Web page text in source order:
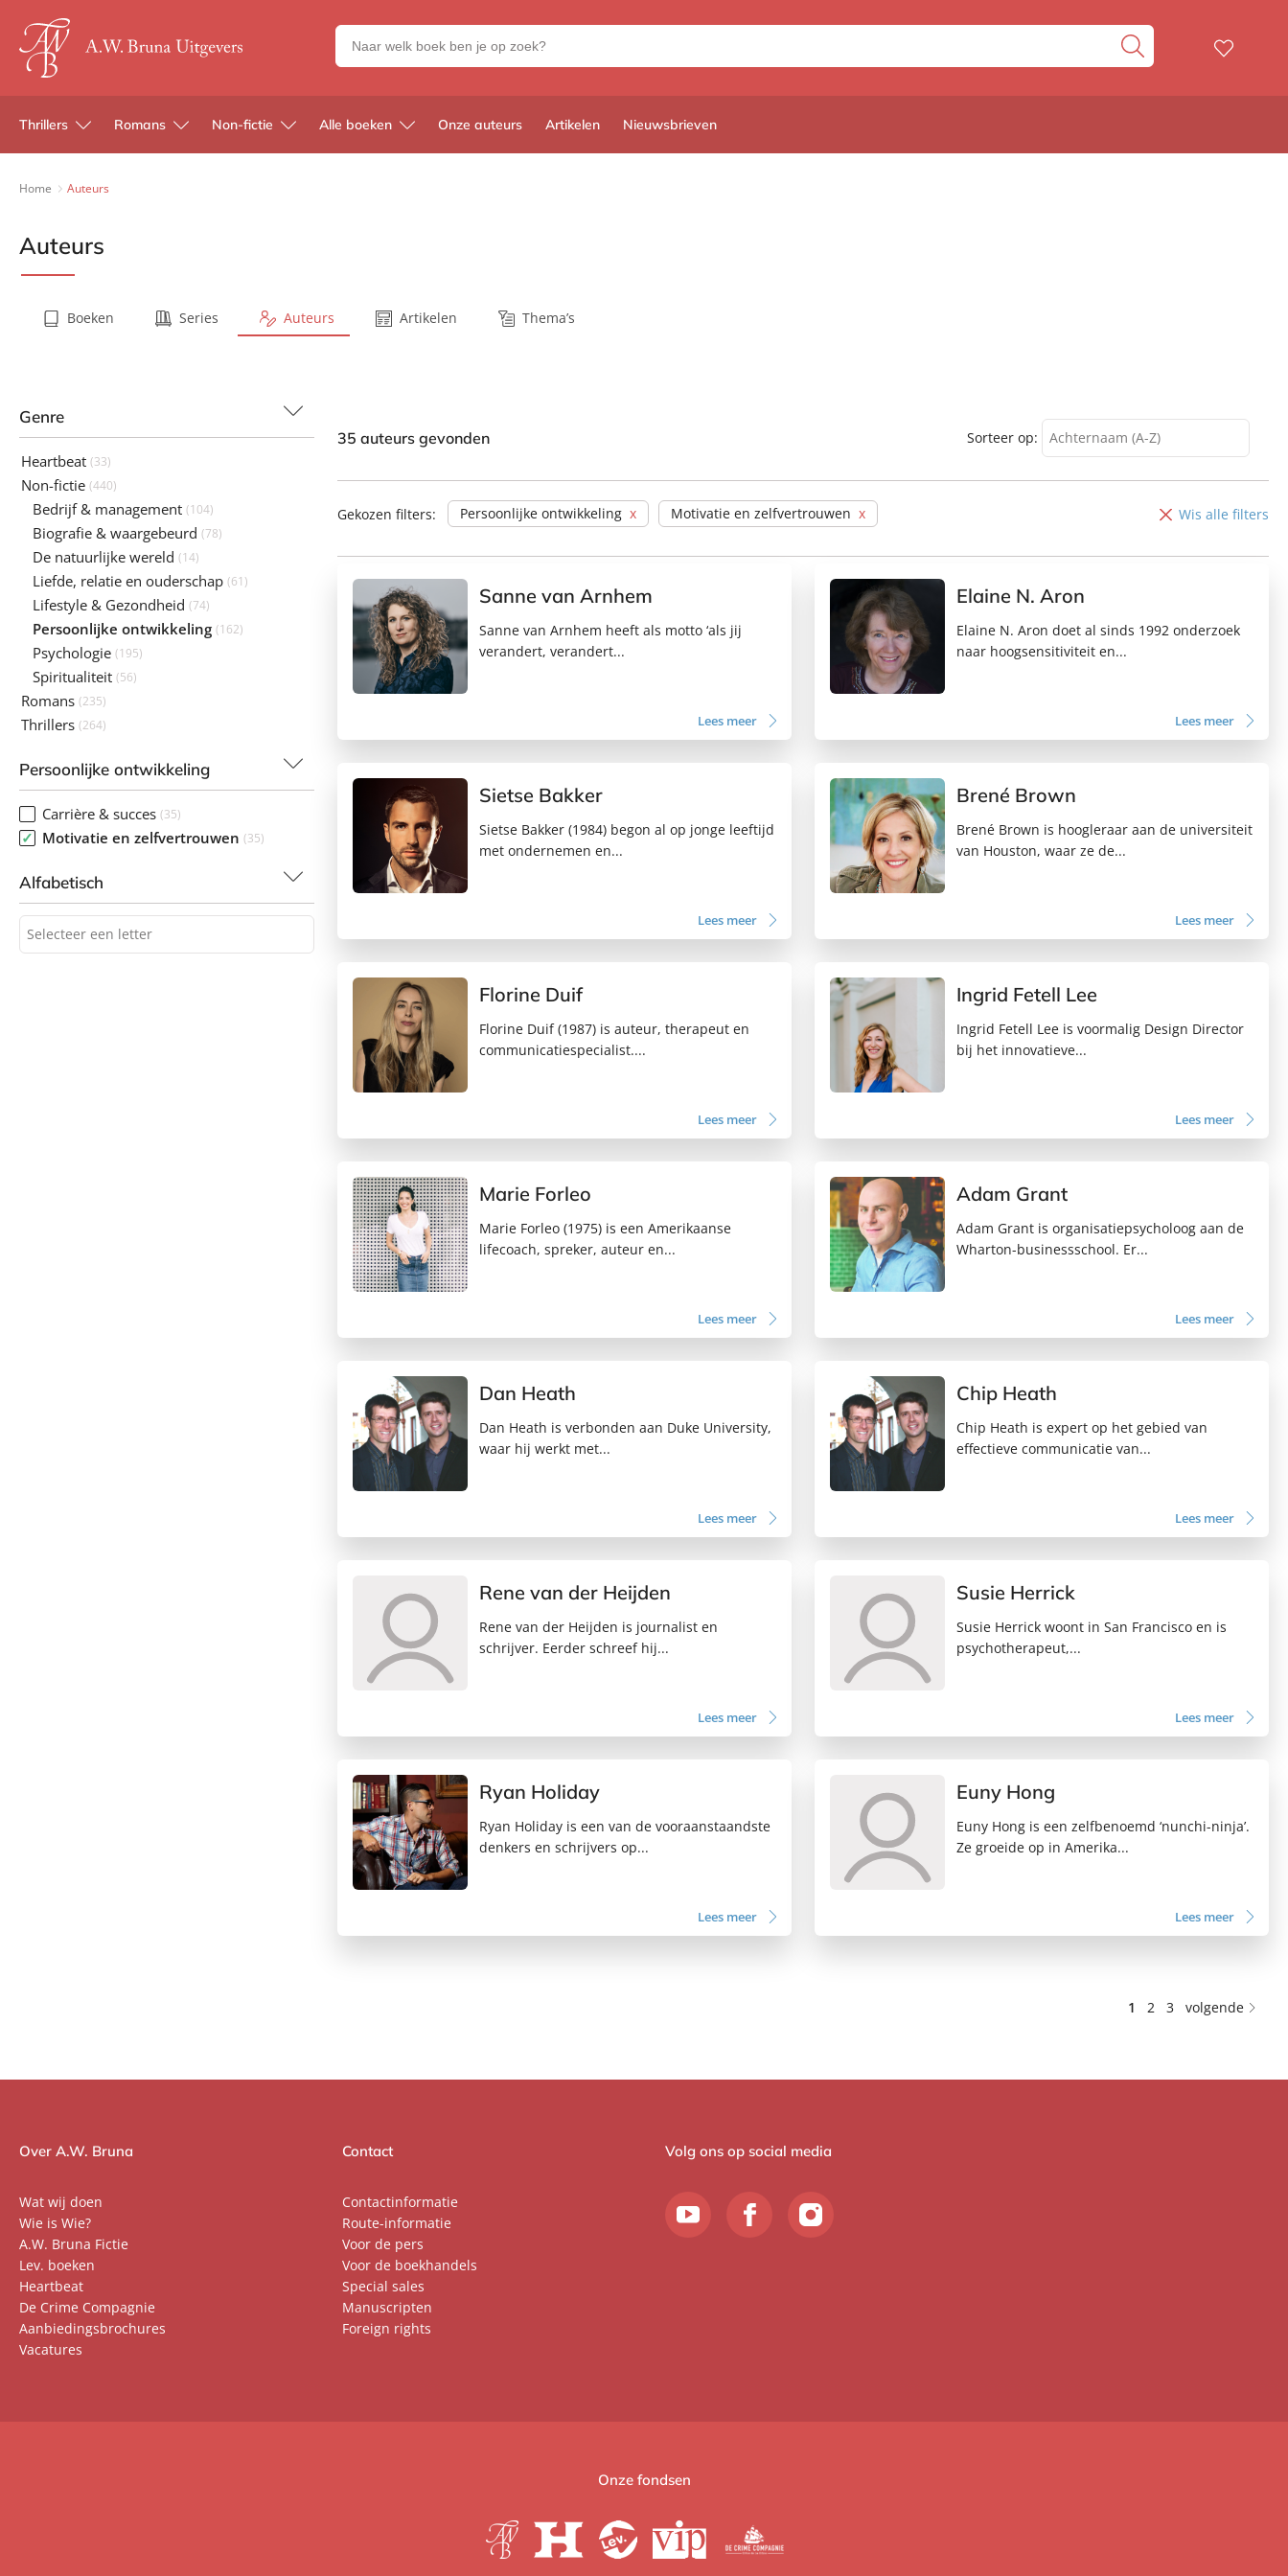
Zoeken
naar
en
uitgevers
Thrillers Romans Non-fictie Alle boeken Onze auteurs Artikelen Nieuwsbrieven
Home Auteurs
Auteurs
Boeken Series Auteurs Artikelen Thema’s
Genre
Heartbeat (33)
Non-fictie (440)
Bedrijf & management (104)
Biografie & waargebeurd (78)
De natuurlijke wereld (14)
Liefde, relatie en ouderschap (61)
Lifestyle & Gezondheid (74)
Persoonlijke ontwikkeling (162)
Psychologie (195)
Spiritualiteit (56)
Romans (235)
Thrillers (264)
Persoonlijke ontwikkeling
Carrière & succes (35)
Motivatie en zelfvertrouwen (35)
Alfabetisch
Selecteer een letter
35 auteurs gevonden Sorteer op: Achternaam (A-Z)
Achternaam (Z-A)
Gekozen filters: Persoonlijke ontwikkeling Motivatie en zelfvertrouwen Wis alle filters
Sanne van Arnhem
Sanne van Arnhem heeft als motto ‘als jij
verandert, verandert...
Lees meer
Elaine N. Aron
Elaine N. Aron doet al sinds 1992 onderzoek
naar hoogsensitiviteit en...
Lees meer
Sietse Bakker
Sietse Bakker (1984) begon al op jonge leeftijd
met ondernemen en...
Lees meer
Brené Brown
Brené Brown is hoogleraar aan de universiteit
van Houston, waar ze de...
Lees meer
Florine Duif
Florine Duif (1987) is auteur, therapeut en
communicatiespecialist....
Lees meer
Ingrid Fetell Lee
Ingrid Fetell Lee is voormalig Design Director
bij het innovatieve...
Lees meer
Marie Forleo
Marie Forleo (1975) is een Amerikaanse
lifecoach, spreker, auteur en...
Lees meer
Adam Grant
Adam Grant is organisatiepsycholoog aan de
Wharton-businessschool. Er...
Lees meer
Dan Heath
Dan Heath is verbonden aan Duke University,
waar hij werkt met...
Lees meer
Chip Heath
Chip Heath is expert op het gebied van
effectieve communicatie van...
Lees meer
Rene van der Heijden
Rene van der Heijden is journalist en
schrijver. Eerder schreef hij...
Lees meer
Susie Herrick
Susie Herrick woont in San Francisco en is
psychotherapeut,...
Lees meer
Ryan Holiday
Ryan Holiday is een van de vooraanstaandste
denkers en schrijvers op...
Lees meer
Euny Hong
Euny Hong is een zelfbenoemd ‘nunchi-ninja’.
Ze groeide op in Amerika...
Lees meer
1 2 3 volgende
Over A.W. Bruna
Wat wij doen
Wie is Wie?
A.W. Bruna Fictie
Lev. boeken
Heartbeat
De Crime Compagnie
Aanbiedingsbrochures
Vacatures
Contact
Contactinformatie
Route-informatie
Voor de pers
Voor de boekhandels
Special sales
Manuscripten
Foreign rights
Volg ons op social media
Onze fondsen